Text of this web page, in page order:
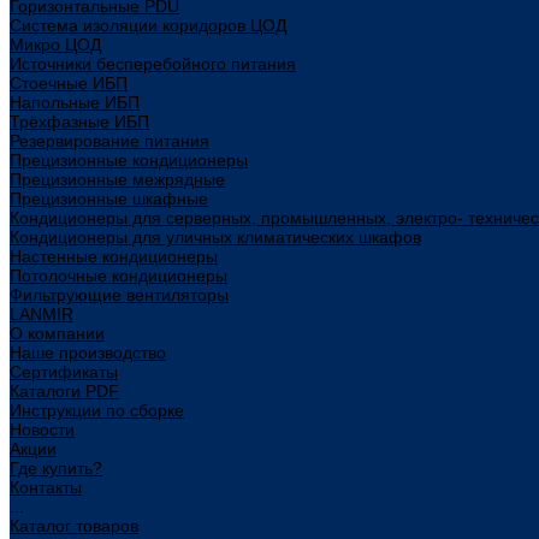
Горизонтальные PDU
Система изоляции коридоров ЦОД
Микро ЦОД
Источники бесперебойного питания
Стоечные ИБП
Напольные ИБП
Трёхфазные ИБП
Резервирование питания
Прецизионные кондиционеры
Прецизионные межрядные
Прецизионные шкафные
Кондиционеры для серверных, промышленных, электро-
Кондиционеры для уличных климатических шкафов
Настенные кондиционеры
Потолочные кондиционеры
Фильтрующие вентиляторы
LANMIR
О компании
Наше производство
Сертификаты
Каталоги PDF
Инструкции по сборке
Новости
Акции
Где купить?
Контакты
Каталог товаров